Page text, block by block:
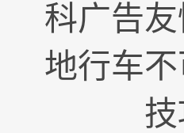
科广告
地行车